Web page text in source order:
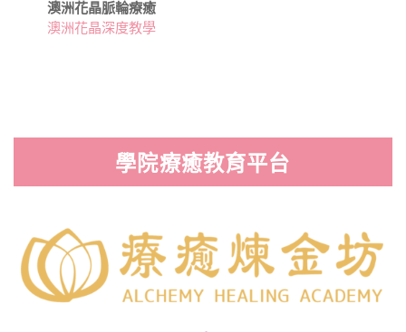
澳洲花晶脈輪療癒
澳洲花晶深度教學
學院療癒教育平台